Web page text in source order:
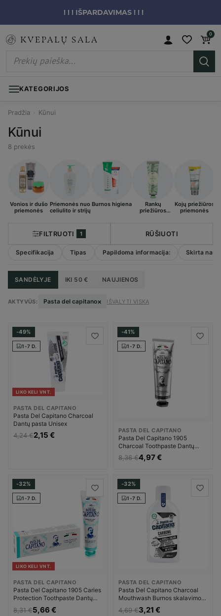
! ! ! IŠPARDAVIMAS ! ! !
0
KATEGORIJOS
Pradžia Kūnui
Kūnui
8 prekės
Vonios ir dušo
priemonės
Priemonės nuo
celiulito ir strijų
Burnos higiena
Rankų
priežiūros
Kojų priežiūros
priemonės
FILTRUOTI 1
Specifikacija Tipas Papildoma informacija: Skirta
RŪŠIUOTI
SANDĖLYJE IKI 50 € NAUJIENOS
AKTYVŪS: Pasta del capitano× IŠVALYTI VISKĄ
-49%
1-7 D.
LIKO KELI VNT.
PASTA DEL CAPITANO
Pasta Del Capitano Charcoal
Dantų pasta Unisex
4,24 €2,15 €
-41%
1-7 D.
PASTA DEL CAPITANO
Pasta Del Capitano 1905
Charcoal Toothpaste Dantų
pasta Unisex
8,36 €4,97 €
-32%
1-7 D.
LIKO KELI VNT.
PASTA DEL CAPITANO
Pasta Del Capitano 1905 Caries
Protection Toothpaste Dantų
pasta Unisex
8,31 €5,66 €
-32%
1-7 D.
PASTA DEL CAPITANO
Pasta Del Capitano Charcoal
Mouthwash Burnos skalavimo
skystis Unisex
4,69 €3,21 €